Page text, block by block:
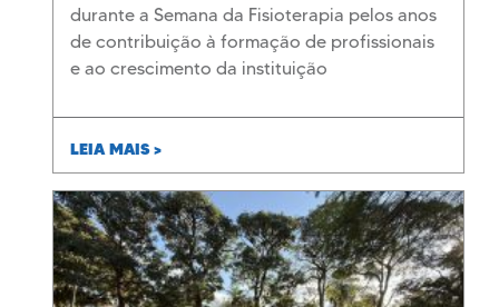
durante a Semana da Fisioterapia pelos anos
de contribuição à formação de profissionais
e ao crescimento da instituição
LEIA MAIS >